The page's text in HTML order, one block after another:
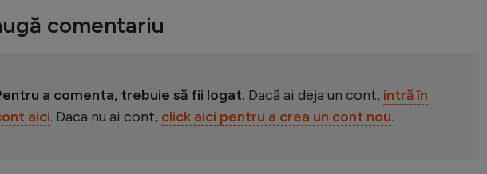
comentariu
a comenta, trebuie să fii logat. Dacă ai deja un cont, intră în
aici. Daca nu ai cont, click aici pentru a crea un cont nou.